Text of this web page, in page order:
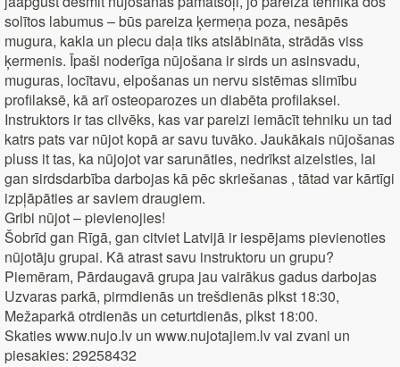
solītos labumus – būs pareiza ķermeņa poza, nesāpēs
mugura, kakla un plecu daļa tiks atslābināta, strādās viss
ķermenis. Īpaši noderīga nūjošana ir sirds un asinsvadu,
muguras, locītavu, elpošanas un nervu sistēmas slimību
profilaksē, kā arī osteoparozes un diabēta profilaksei.
Instruktors ir tas cilvēks, kas var pareizi iemācīt tehniku un tad
katrs pats var nūjot kopā ar savu tuvāko. Jaukākais nūjošanas
pluss it tas, ka nūjojot var sarunāties, nedrīkst aizelsties, lai
gan sirdsdarbība darbojas kā pēc skriešanas , tātad var kārtīgi
izpļāpāties ar saviem draugiem.
Gribi nūjot – pievienojies!
Šobrīd gan Rīgā, gan citviet Latvijā ir iespējams pievienoties
nūjotāju grupai. Kā atrast savu instruktoru un grupu?
Piemēram, Pārdaugavā grupa jau vairākus gadus darbojas
Uzvaras parkā, pirmdienās un trešdienās plkst 18:30,
Mežaparkā otrdienās un ceturtdienās, plkst 18:00.
Skaties www.nujo.lv un www.nujotajiem.lv vai zvani un
piesakies: 29258432